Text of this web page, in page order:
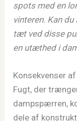
spots med en
vinteren. Kan
tæt ved disse
en utæthed i
Konsekvenser
Fugt, der
dampspærren,
dele af